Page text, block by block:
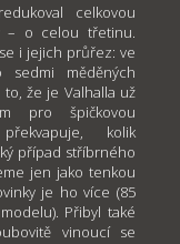
celkovou
– o celou třetinu.
i jejich průřez: ve
měděných
že je Valhalla už
pro špičkovou
kolik
případ stříbrného
jen jako tenkou
je ho více (85
Přibyl také
vinoucí se